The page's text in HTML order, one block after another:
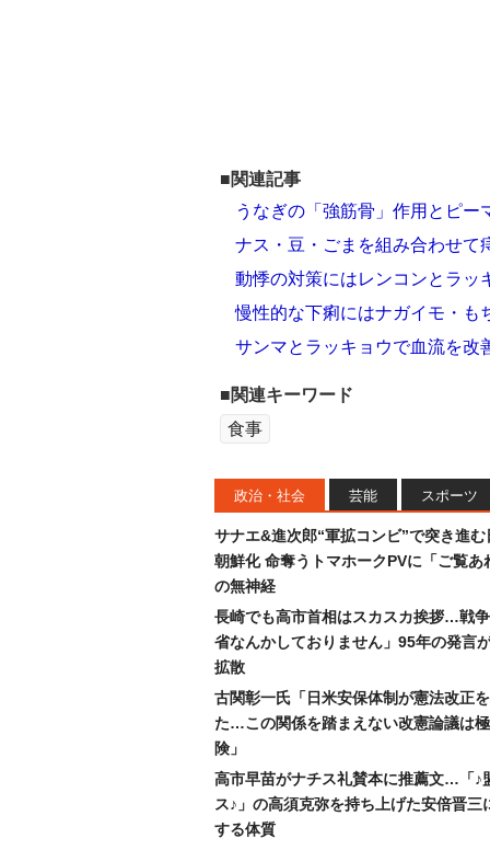
■関連記事
うなぎの「強筋骨」作用とピ
ナス・豆・ごまを組み合わせて
動悸の対策にはレンコンとラッ
慢性的な下痢にはナガイモ・も
サンマとラッキョウで血流を改
■関連キーワード
食事
政治・社会 芸能 スポーツ
サナエ&進次郎“軍拡コンビ”で突き進む
朝鮮化 命奪うトマホークPVに「ご覧あ
の無神経
長崎でも高市首相はスカスカ挨拶…戦
省なんかしておりません」95年の発言
拡散
古関彰一氏「日米安保体制が憲法改正
た…この関係を踏まえない改憲論議は
険」
高市早苗がナチス礼賛本に推薦文…「♪
ス♪」の高須克弥を持ち上げた安倍晋三
する体質